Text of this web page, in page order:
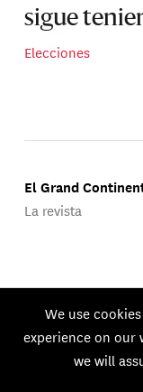
sigue
Elecciones
El Grand
La revista
© 2026 GEG.
We use
experience on our
we will